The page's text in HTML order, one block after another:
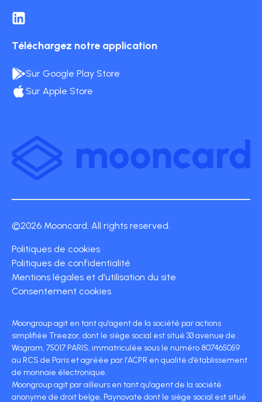
Téléchargez notre application
Sur Google Play Store
Sur Apple Store
©2026 Mooncard. All rights reserved.
Politiques de cookies
Politiques de confidentialité
Mentions légales et d'utilisation du site
Consentement cookies
Moongroup agit en tant qu'agent de la société par actions
simplifiée Treezor, dont le siège social est situé 33 avenue de
Wagram, 75017 PARIS, immatriculée sous le numéro 807465059
au RCS de Paris et agréée par l’ACPR en qualité d’établissement
de monnaie électronique.
Moongroup agit par ailleurs en tant qu'agent de la société
anonyme de droit belge, Paynovate dont le siège social est situé